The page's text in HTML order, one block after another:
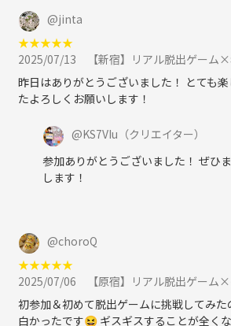
@jinta
★★★★★
2025/07/13
【新宿】リアル脱出ゲーム×名探偵コナン
昨日はありがとうございました！ とても
たよろしくお願いします！
@KS7VIu （クリエイター）
参加ありがとうございました！ ぜひ
します！
@choroQ
★★★★★
2025/07/06
【原宿】リアル脱出ゲーム×ダンダダン『怪奇（オカ
初参加＆初めて脱出ゲームに挑戦してみ
白かったです😆 ギスギスすることが全く